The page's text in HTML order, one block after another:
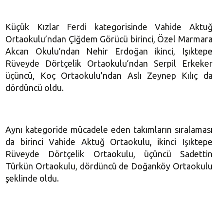
Küçük Kızlar Ferdi kategorisinde Vahide Aktuğ
Ortaokulu’ndan Çiğdem Görücü birinci, Özel Marmara
Akcan Okulu’ndan Nehir Erdoğan ikinci, Işıktepe
Rüveyde Dörtçelik Ortaokulu’ndan Serpil Erkeker
üçüncü, Koç Ortaokulu’ndan Aslı Zeynep Kılıç da
dördüncü oldu.
Aynı kategoride mücadele eden takımların sıralaması
da birinci Vahide Aktuğ Ortaokulu, ikinci Işıktepe
Rüveyde Dörtçelik Ortaokulu, üçüncü Sadettin
Türkün Ortaokulu, dördüncü de Doğanköy Ortaokulu
şeklinde oldu.